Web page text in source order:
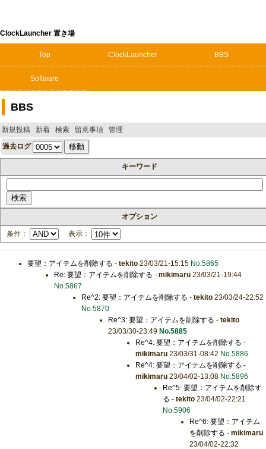
ClockLauncher 置き場
Top ClockLauncher BBS
Software
BBS
新規投稿 新着 検索 留意事項 管理
過去ログ
キーワード
オプション
条件： 表示：
要望：アイテムを削除する - tekito23/03/21-15:15 No.5865
Re: 要望：アイテムを削除する -mikimaru 23/03/21-19:44
No.5867
Re^2: 要望：アイテムを削除する - tekito23/03/24-22:52
No.5870
Re^3: 要望：アイテムを削除する -tekito
23/03/30-23:49 No.5885
Re^4: 要望：アイテムを削除する -
mikimaru23/03/31-08:42 No.5886
Re^4: 要望：アイテムを削除する -
mikimaru23/04/02-13:08 No.5896
Re^5: 要望：アイテムを削除す
る - tekito23/04/02-22:21
No.5906
Re^6: 要望：アイテム
を削除する -mikimaru
23/04/02-22:32